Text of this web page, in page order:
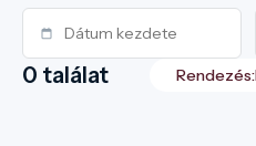
0 találat Rendezés: